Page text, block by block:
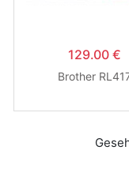
129.00 €
Brother